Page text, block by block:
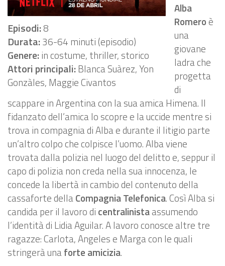
Episodi:8
Durata:36-64 minuti (episodio)
Genere:in costume, thriller, storico
Attori principali:Blanca Suàrez, Yon
Gonzàles, Maggie Civantos
Alba
Romero è
una
giovane
ladra che
progetta
di
scappare in Argentina con la sua amica Himena. Il
fidanzato dell’amica lo scopre e la uccide mentre si
trova in compagnia di Alba e durante il litigio parte
un’altro colpo che colpisce l’uomo. Alba viene
trovata dalla polizia nel luogo del delitto e, seppur il
capo di polizia non creda nella sua innocenza, le
concede la libertà in cambio del contenuto della
cassaforte dellaCompagnia Telefonica. Così Alba si
candida per il lavoro di centralinistaassumendo
l’identità di Lidia Aguilar. A lavoro conosce altre tre
ragazze: Carlota, Angeles e Marga con le quali
stringerà unaforte amicizia.